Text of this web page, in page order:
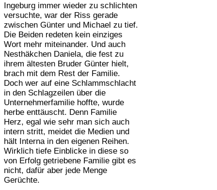
Ingeburg immer wieder zu schlichten
versuchte, war der Riss gerade
zwischen Günter und Michael zu tief.
Die Beiden redeten kein einziges
Wort mehr miteinander. Und auch
Nesthäkchen Daniela, die fest zu
ihrem ältesten Bruder Günter hielt,
brach mit dem Rest der Familie.
Doch wer auf eine Schlammschlacht
in den Schlagzeilen über die
Unternehmerfamilie hoffte, wurde
herbe enttäuscht. Denn Familie
Herz, egal wie sehr man sich auch
intern stritt, meidet die Medien und
hält Interna in den eigenen Reihen.
Wirklich tiefe Einblicke in diese so
von Erfolg getriebene Familie gibt es
nicht, dafür aber jede Menge
Gerüchte.